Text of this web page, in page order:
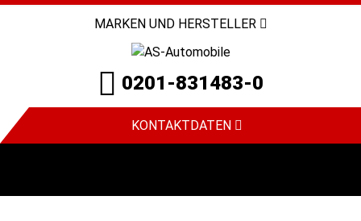
MARKEN UND HERSTELLER
0201-831483-0
KONTAKTDATEN